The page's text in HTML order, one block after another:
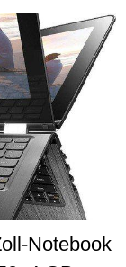
Notebook